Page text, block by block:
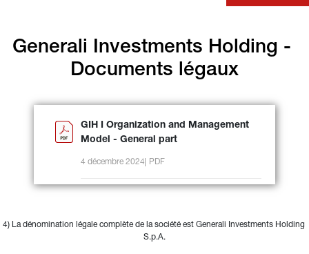
GIH I Organization and Management
Model - General part
4 décembre 2024 PDF
Generali Investments Holding -
Documents légaux
4) La dénomination légale complète de la société est Generali Investments Holding
S.p.A.